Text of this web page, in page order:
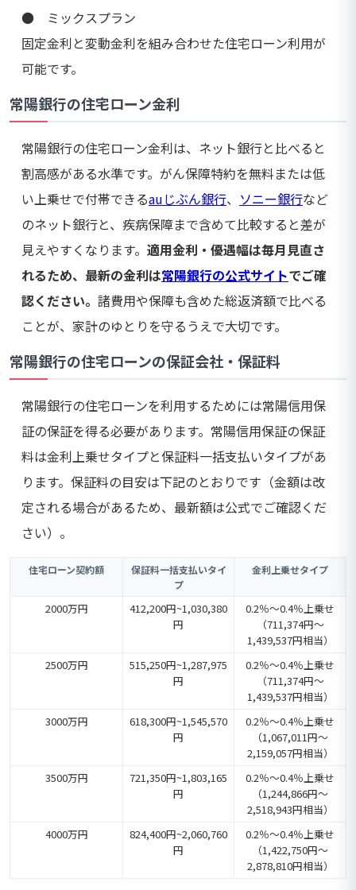
● ミックスプラン
固定金利と変動金利を組み合わせた住宅ローン利用が
可能です。
常陽銀行の住宅ローン金利
常陽銀行の住宅ローン金利は、ネット銀行と比べると
割高感がある水準です。がん保障特約を無料または低
い上乗せで付帯できるauじぶん銀行、 ソニー銀行など
のネット銀行と、疾病保障まで含めて比較すると差が
見えやすくなります。 適用金利・優遇幅は毎月見直さ
れるため、最新の金利は常陽銀行の公式サイトでご確
認ください。 諸費用や保障も含めた総返済額で比べる
ことが、家計のゆとりを守るうえで大切です。
常陽銀行の住宅ローンの保証会社・保証料
常陽銀行の住宅ローンを利用するためには常陽信用保
証の保証を得る必要があります。常陽信用保証の保証
料は金利上乗せタイプと保証料一括支払いタイプがあ
ります。保証料の目安は下記のとおりです（金額は改
定される場合があるため、最新額は公式でご確認くだ
さい）。
住宅ローン契約額
保証料一括支払いタイ
プ
金利上乗せタイプ
2000万円
412,200円~1,030,380
円
0.2％～0.4％上乗せ
（711,374円～
1,439,537円相当）
2500万円
515,250円~1,287,975
円
0.2％～0.4％上乗せ
（711,374円～
1,439,537円相当）
3000万円
618,300円~1,545,570
円
0.2％～0.4％上乗せ
（1,067,011円～
2,159,057円相当）
3500万円
721,350円~1,803,165
円
0.2％～0.4％上乗せ
（1,244,866円～
2,518,943円相当）
4000万円
824,400円~2,060,760
円
0.2％～0.4％上乗せ
（1,422,750円～
2,878,810円相当）